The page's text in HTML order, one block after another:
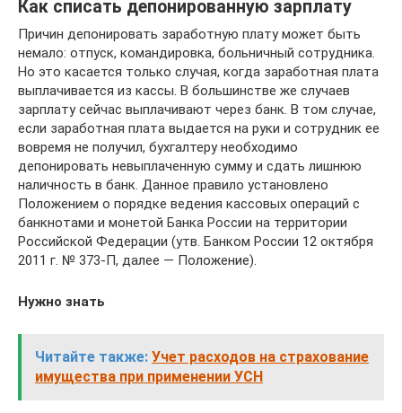
Как списать депонированную зарплату
Причин депонировать заработную плату может быть
немало: отпуск, командировка, больничный сотрудника.
Но это касается только случая, когда заработная плата
выплачивается из кассы. В большинстве же случаев
зарплату сейчас выплачивают через банк. В том случае,
если заработная плата выдается на руки и сотрудник ее
вовремя не получил, бухгалтеру необходимо
депонировать невыплаченную сумму и сдать лишнюю
наличность в банк. Данное правило установлено
Положением о порядке ведения кассовых операций с
банкнотами и монетой Банка России на территории
Российской Федерации (утв. Банком России 12 октября
2011 г. № 373-П, далее — Положение).
Нужно знать
Читайте также: Учет расходов на страхование
имущества при применении УСН